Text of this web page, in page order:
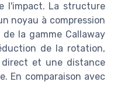
l'impact. La structure
noyau à compression
la gamme Callaway
de la rotation,
et une distance
En comparaison avec